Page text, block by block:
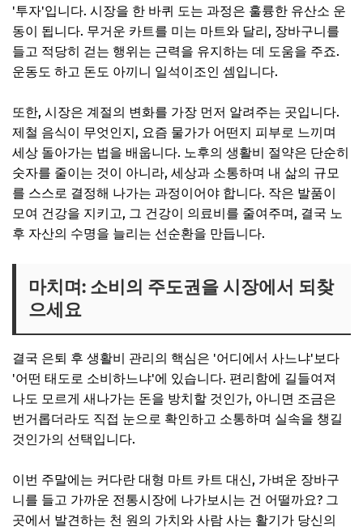
'투자'입니다. 시장을 한 바퀴 도는 과정은 훌륭한 유산소 운
동이 됩니다. 무거운 카트를 미는 마트와 달리, 장바구니를
들고 적당히 걷는 행위는 근력을 유지하는 데 도움을 주죠.
운동도 하고 돈도 아끼니 일석이조인 셈입니다.
또한, 시장은 계절의 변화를 가장 먼저 알려주는 곳입니다.
제철 음식이 무엇인지, 요즘 물가가 어떤지 피부로 느끼며
세상 돌아가는 법을 배웁니다. 노후의 생활비 절약은 단순히
숫자를 줄이는 것이 아니라, 세상과 소통하며 내 삶의 규모
를 스스로 결정해 나가는 과정이어야 합니다. 작은 발품이
모여 건강을 지키고, 그 건강이 의료비를 줄여주며, 결국 노
후 자산의 수명을 늘리는 선순환을 만듭니다.
마치며: 소비의 주도권을 시장에서 되찾
으세요
결국 은퇴 후 생활비 관리의 핵심은 '어디에서 사느냐'보다
'어떤 태도로 소비하느냐'에 있습니다. 편리함에 길들여져
나도 모르게 새나가는 돈을 방치할 것인가, 아니면 조금은
번거롭더라도 직접 눈으로 확인하고 소통하며 실속을 챙길
것인가의 선택입니다.
이번 주말에는 커다란 대형 마트 카트 대신, 가벼운 장바구
니를 들고 가까운 전통시장에 나가보시는 건 어떨까요? 그
곳에서 발견하는 천 원의 가치와 사람 사는 활기가 당신의